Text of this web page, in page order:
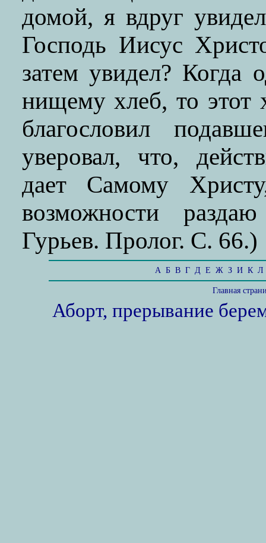
домой, я вдруг
Господь Иисус
затем увидел? Когда
нищему хлеб, то этот
благословил
уверовал, что,
дает Самому
возможности
Гурьев. Пролог. С. 66.)
А Б В Г Д Е Ж З И К Л
Главная
Аборт, прерывание